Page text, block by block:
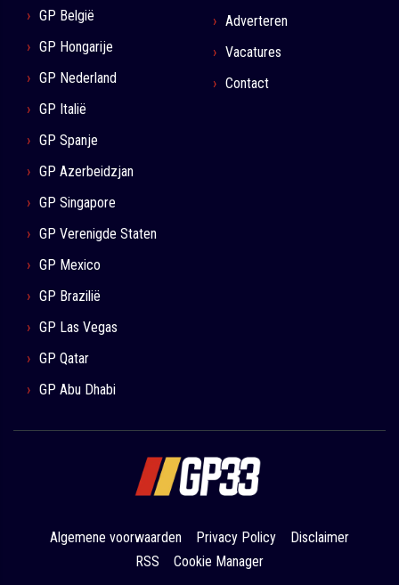
GP België
GP Hongarije
GP Nederland
GP Italië
GP Spanje
GP Azerbeidzjan
GP Singapore
GP Verenigde Staten
GP Mexico
GP Brazilië
GP Las Vegas
GP Qatar
GP Abu Dhabi
Adverteren
Vacatures
Contact
Algemene voorwaarden Privacy Policy
Disclaimer
RSS
Cookie Manager